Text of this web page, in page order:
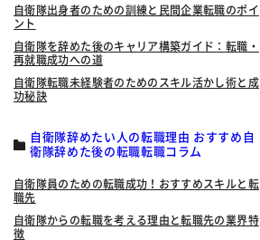
自衛隊出身者のための訓練と民間企業転職のポイ
ント
自衛隊を辞めた後のキャリア構築ガイド：転職・
再就職成功への道
自衛隊転職未経験者のためのスキル活かし術と成
功秘訣
自衛隊辞めたい人の転職理由 おすすめ自
衛隊辞めた後の転職転職コラム
自衛隊員のための転職成功！おすすめスキルと転
職先
自衛隊からの転職を考える理由と転職先の業界特
徴